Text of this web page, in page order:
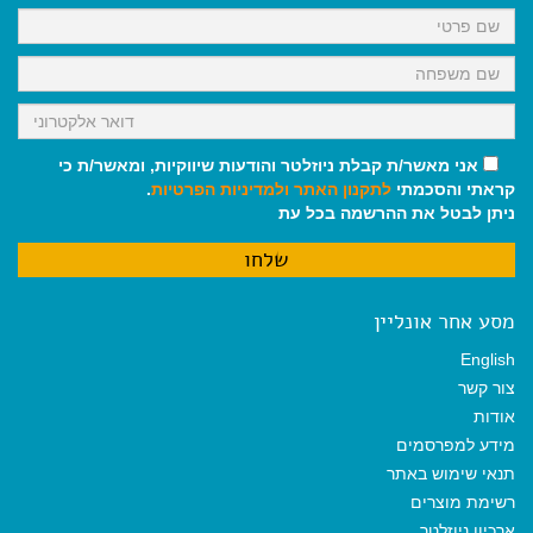
k
p
m
אני מאשר/ת קבלת ניוזלטר והודעות שיווקיות, ומאשר/ת כי
קראתי והסכמתי לתקנון האתר ולמדיניות הפרטיות.
ניתן לבטל את ההרשמה בכל עת
מסע אחר אונליין
English
צור קשר
אודות
מידע למפרסמים
תנאי שימוש באתר
רשימת מוצרים